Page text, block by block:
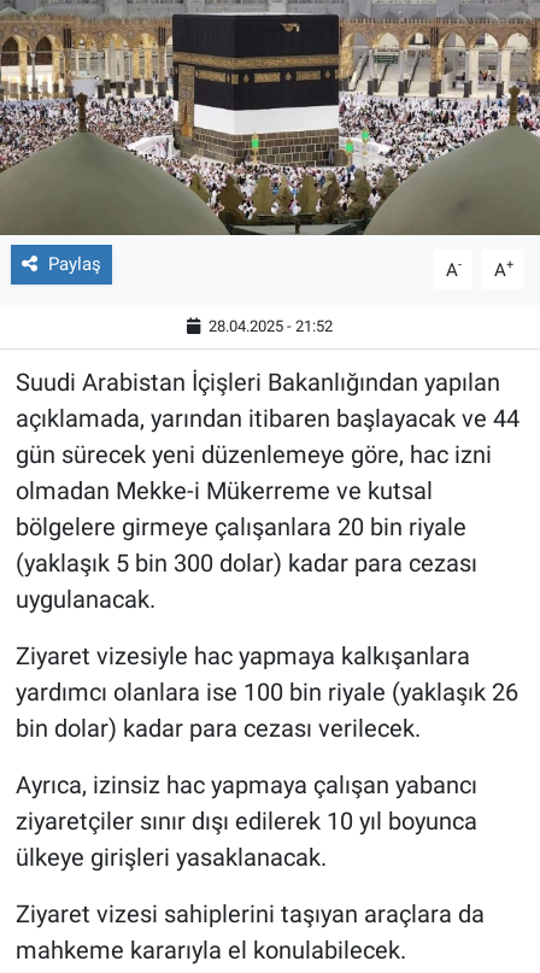
Paylaş A- A+
28.04.2025 - 21:52
Suudi Arabistan İçişleri Bakanlığından yapılan
açıklamada, yarından itibaren başlayacak ve 44
gün sürecek yeni düzenlemeye göre, hac izni
olmadan Mekke-i Mükerreme ve kutsal
bölgelere girmeye çalışanlara 20 bin riyale
(yaklaşık 5 bin 300 dolar) kadar para cezası
uygulanacak.
Ziyaret vizesiyle hac yapmaya kalkışanlara
yardımcı olanlara ise 100 bin riyale (yaklaşık 26
bin dolar) kadar para cezası verilecek.
Ayrıca, izinsiz hac yapmaya çalışan yabancı
ziyaretçiler sınır dışı edilerek 10 yıl boyunca
ülkeye girişleri yasaklanacak.
Ziyaret vizesi sahiplerini taşıyan araçlara da
mahkeme kararıyla el konulabilecek.